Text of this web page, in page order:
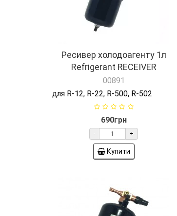
Ресивер холодоагенту 1л
Refrigerant RECEIVER
00891
для R-12, R-22, R-500, R-502
690грн
- +
Купити